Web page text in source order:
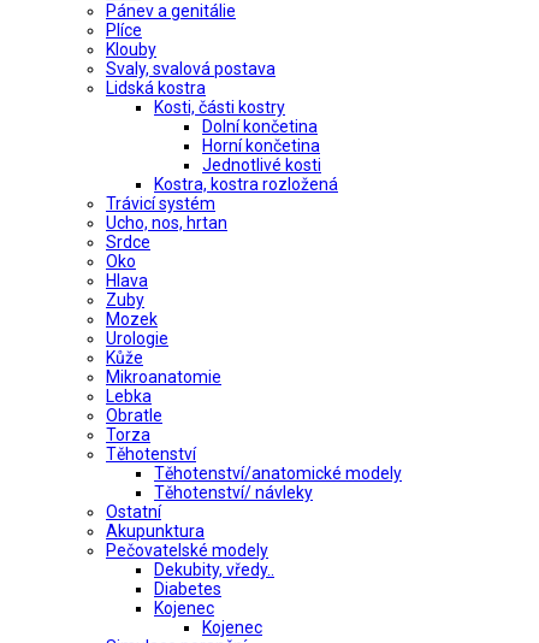
Pánev a genitálie
Plíce
Klouby
Svaly, svalová postava
Lidská kostra
Kosti, části kostry
Dolní končetina
Horní končetina
Jednotlivé kosti
Kostra, kostra rozložená
Trávicí systém
Ucho, nos, hrtan
Srdce
Oko
Hlava
Zuby
Mozek
Urologie
Kůže
Mikroanatomie
Lebka
Obratle
Torza
Těhotenství
Těhotenství/anatomické modely
Těhotenství/ návleky
Ostatní
Akupunktura
Pečovatelské modely
Dekubity, vředy..
Diabetes
Kojenec
Kojenec